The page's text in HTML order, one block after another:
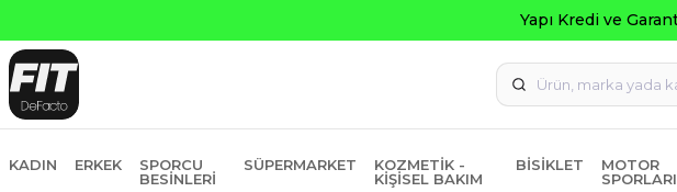
KADIN ERKEK
SPORCU
BESINLERI
SÜPERMARKET
KOZMETIK -
KIŞISEL BAKIM
BISIKLET
MOTOR
SPORLARI